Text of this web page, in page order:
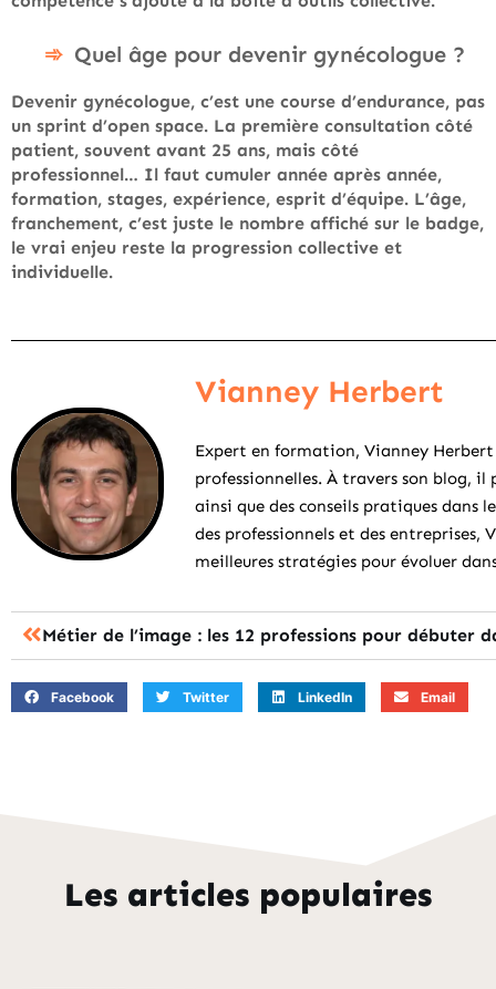
Quel âge pour devenir gynécologue ?
Devenir gynécologue, c’est une course d’endurance, pas
un sprint d’open space. La première consultation côté
patient, souvent avant 25 ans, mais côté
professionnel… Il faut cumuler année après année,
formation, stages, expérience, esprit d’équipe. L’âge,
franchement, c’est juste le nombre affiché sur le badge,
le vrai enjeu reste la progression collective et
individuelle.
Vianney Herbert
Expert en formation, Vianney
professionnelles. À travers son blog, il
ainsi que des conseils pratiques
des professionnels et des entreprises,
meilleures stratégies pour évoluer
Facebook Twitter LinkedIn Email
Les articles populaires